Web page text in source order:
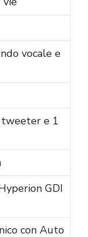
vocale e
e 1
GDI
con Auto